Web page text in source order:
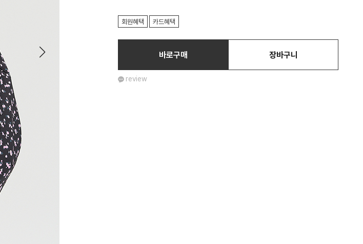
회원혜택 카드혜택
바로구매 장바구니
review